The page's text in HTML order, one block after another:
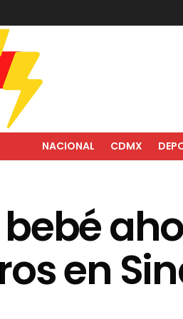
NACIONAL CDMX
bebé
en